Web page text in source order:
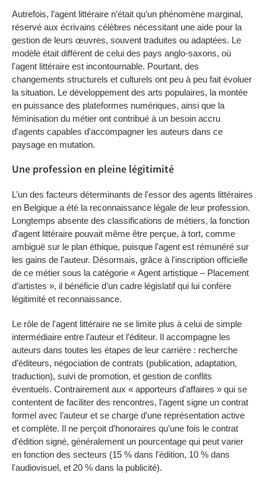
Autrefois, l’agent littéraire n’était qu’un phénomène marginal,
réservé aux écrivains célèbres nécessitant une aide pour la
gestion de leurs œuvres, souvent traduites ou adaptées. Le
modèle était différent de celui des pays anglo-saxons, où
l'agent littéraire est incontournable. Pourtant, des
changements structurels et culturels ont peu à peu fait évoluer
la situation. Le développement des arts populaires, la montée
en puissance des plateformes numériques, ainsi que la
féminisation du métier ont contribué à un besoin accru
d'agents capables d'accompagner les auteurs dans ce
paysage en mutation.
Une profession en pleine légitimité
L’un des facteurs déterminants de l'essor des agents littéraires
en Belgique a été la reconnaissance légale de leur profession.
Longtemps absente des classifications de métiers, la fonction
d'agent littéraire pouvait même être perçue, à tort, comme
ambiguë sur le plan éthique, puisque l'agent est rémunéré sur
les gains de l'auteur. Désormais, grâce à l'inscription officielle
de ce métier sous la catégorie « Agent artistique – Placement
d’artistes », il bénéficie d’un cadre législatif qui lui confère
légitimité et reconnaissance.
Le rôle de l'agent littéraire ne se limite plus à celui de simple
intermédiaire entre l’auteur et l’éditeur. Il accompagne les
auteurs dans toutes les étapes de leur carrière : recherche
d’éditeurs, négociation de contrats (publication, adaptation,
traduction), suivi de promotion, et gestion de conflits
éventuels. Contrairement aux « apporteurs d'affaires » qui se
contentent de faciliter des rencontres, l’agent signe un contrat
formel avec l’auteur et se charge d’une représentation active
et complète. Il ne perçoit d’honoraires qu’une fois le contrat
d'édition signé, généralement un pourcentage qui peut varier
en fonction des secteurs (15 % dans l'édition, 10 % dans
l'audiovisuel, et 20 % dans la publicité).